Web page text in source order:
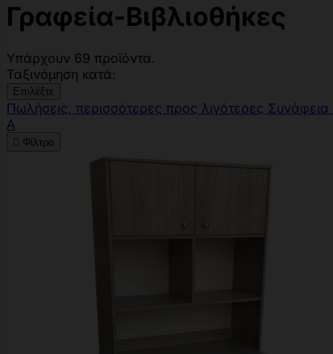
Γραφεία-Βιβλιοθήκες
Υπάρχουν 69 προϊόντα.
Ταξινόμηση κατά:
Επιλέξτε
Πωλήσεις, περισσότερες προς λιγότερες Συνάφεια
Α
 Φίλτρο